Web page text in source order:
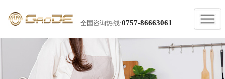
全国咨询热线:0757-86663061